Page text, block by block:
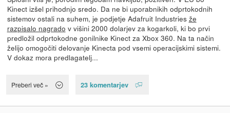
Kinect izšel prihodnjo sredo. Da ne bi uporabnikih odprtokodnih
sistemov ostali na suhem, je podjetje Adafruit Industries že
razpisalo nagrado v višini 2000 dolarjev za kogarkoli, ki bo prvi
predložil odprtokodne gonilnike Kinect za Xbox 360. Na ta način
želijo omogočiti delovanje Kinecta pod vsemi operacijskimi sistemi.
V dokaz mora predlagatelj...
Preberi več » 23 komentarjev